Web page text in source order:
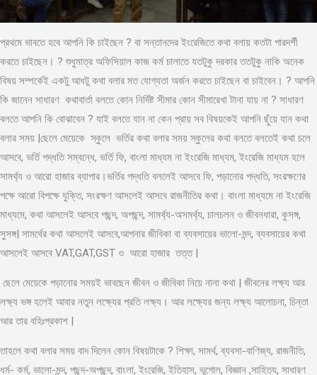
প্রথমে ভাবতে হবে আপনি কি চাইছেন ? বা সন্তানদের ইংরেজিতে কথা বলায় কতটা পারদর্শী
করতে চাইছেন। ? শুধুমাত্র অফিসিয়াল কাজ কর্ম চালাতে যতটুকু দরকার ততটুকু নাকি অনেক
বিষয় সম্পর্কেই একটু আধটু কথা বলার মত যোগ্যতা অর্জন করতে চাইছেন বা চাইবেন। ? আপনি
কি জানেন সাধারণ কথাবার্তা বলতে কোন নির্দিষ্ট সীমার কোন সীমারেখা টানা যায় না ? সাধারণ
বলতে আপনি কি বোঝাবেন ? যাই বলতে যান না কেন প্রায় সব বিষয়কেই আপনি ছুঁয়ে যান কথা
বলার সময় |ছেলে মেয়েকে স্কুলে ভর্তির কথা বলার সময় স্কুলের কথা বলতে বলতেই কথা চলে
আসবে, ভর্তি পদ্ধতি সম্বন্ধে, ভর্তি ফি, বাংলা মাধ্যম না ইংরেজি মাধ্যম, ইংরেজি মাধ্যম হলে
সামর্থ্য ও আরো হাজার ব্যাপার।ভর্তির পদ্ধতি বললেই আসবে ফি, পড়ানোর পদ্ধতি, সংরক্ষণের
পক্ষে আরো বিপক্ষে যুক্তি, সংরক্ষণ আসলেই আসবে রাজনীতির কথা। বাংলা মাধ্যমে না ইংরেজি
মাধ্যমে, কথা আসলেই আসবে পছন্দ, অপছন্দ, সামর্থ্য-অসমর্থ্য, চালচলন ও জীবনধারা, কুসঙ্গ,
সুসঙ্গ| সামর্থের কথা আসলেই আসবে,আপনার জীবিকা বা ব্যবসায়ের ভালো-মন্দ, ব্যবসায়ের কথা
আসলেই আসবে VAT,GAT,GST ও আরো হাজার তত্ত |
ছেলে মেয়েকে পড়ানোর সময়ই ভাবছেন জীবন ও জীবিকা নিয়ে নানা কথা | জীবনের লক্ষ্য আর
লক্ষ্য ভঙ্গ হলেই আবার নতুন লক্ষ্যের প্রতি লক্ষ্য। আর লক্ষ্যের জন্য লক্ষ্য আলোচনা, চিন্তা
আর তার বহিঃপ্রকাশ |
তাহলে কথা বলার সময় বাদ দিলেন কোন বিষয়টাকে ? শিক্ষা, সামর্থ, ব্যবসা-বাণিজ্য, রাজনীতি,
ধর্ম- কর্ম, ভালো-মন্দ, পছন্দ-অপছন্দ, বাংলা, ইংরেজি, ইতিহাস, ভূগোল, বিজ্ঞান ,সাহিত্য, সাধারণ